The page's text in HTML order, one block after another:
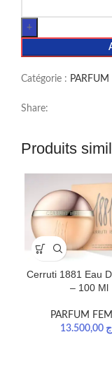
Catégorie :
Share:
Produits
Cerruti 1881 Eau
– 100 Ml
PARFUM
13.500,00